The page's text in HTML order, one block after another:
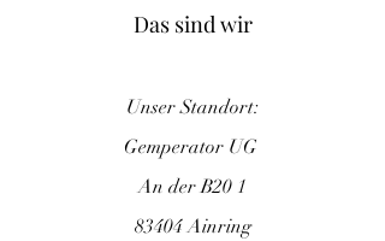
Das sind wir
Unser Standort:
Gemperator UG
An der B20 1
83404 Ainring